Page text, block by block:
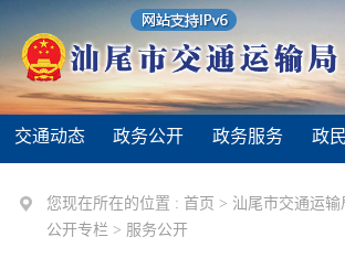
交通动态 政务公开 政务服务 政
您现在所在的位置 : 首页 > 汕尾市交通运输
公开专栏 > 服务公开